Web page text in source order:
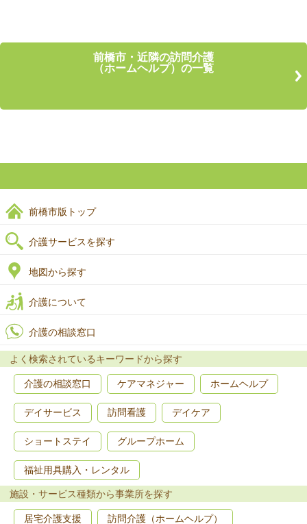
前橋市・近隣の訪問介護
（ホームヘルプ）の一覧
前橋市版トップ
介護サービスを探す
地図から探す
介護について
介護の相談窓口
よく検索されているキーワードから探す
介護の相談窓口 ケアマネジャー ホームヘルプ
デイサービス 訪問看護 デイケア
ショートステイ グループホーム
福祉用具購入・レンタル
施設・サービス種類から事業所を探す
居宅介護支援 訪問介護（ホームヘルプ）